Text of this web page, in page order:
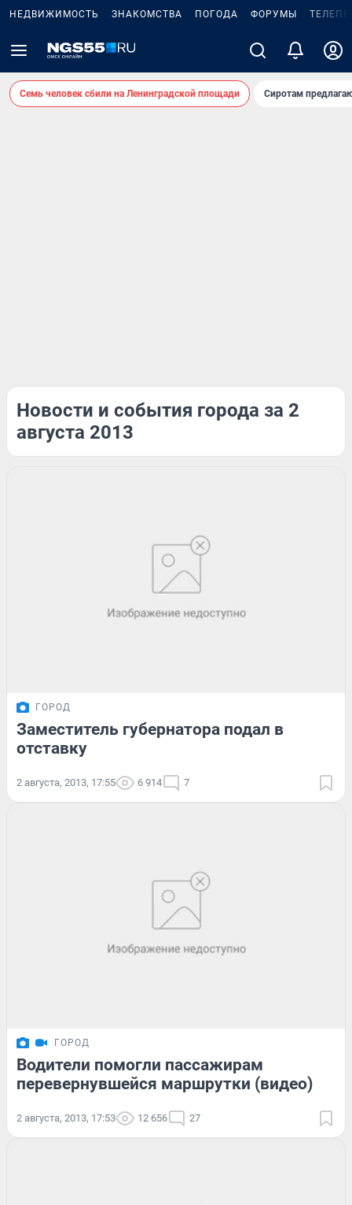
НЕДВИЖИМОСТЬ ЗНАКОМСТВА ПОГОДА ФОРУМЫ
Семь человек сбили на Ленинградской площади Сиротам
Новости и события города за 2
августа 2013
ГОРОД
Заместитель губернатора подал в
отставку
2 августа, 2013, 17:55 6 914 7
ГОРОД
Водители помогли пассажирам
перевернувшейся маршрутки (видео)
2 августа, 2013, 17:53 12 656 27